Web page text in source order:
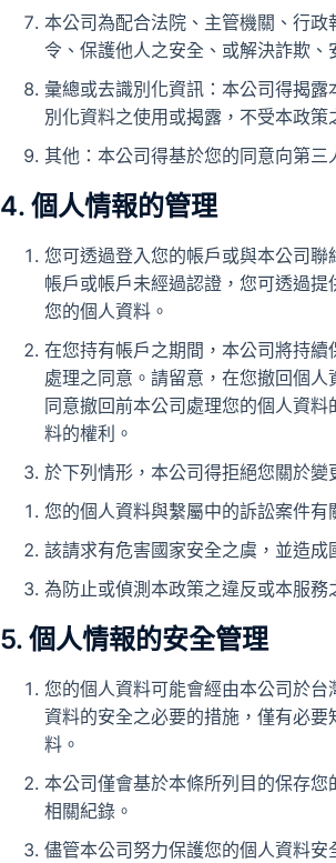
本公司為配合法院、主管機關、行
令、保護他人之安全、或解決詐欺
彙總或去識別化資訊：本公司得揭
別化資料之使用或揭露，不受本政策
其他：本公司得基於您的同意向第三
4. 個人情報的管理
您可透過登入您的帳戶或與本公司
帳戶或帳戶未經過認證，您可透過
您的個人資料。
在您持有帳戶之期間，本公司將持
處理之同意。請留意，在您撤回個
同意撤回前本公司處理您的個人資
料的權利。
於下列情形，本公司得拒絕您關於變
您的個人資料與繫屬中的訴訟案件有
該請求有危害國家安全之虞，並造
為防止或偵測本政策之違反或本服
5. 個人情報的安全管理
您的個人資料可能會經由本公司於
資料的安全之必要的措施，僅有必
料。
本公司僅會基於本條所列目的保存
相關紀錄。
儘管本公司努力保護您的個人資料